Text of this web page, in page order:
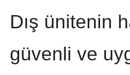
Dış ünitenin
güvenli ve